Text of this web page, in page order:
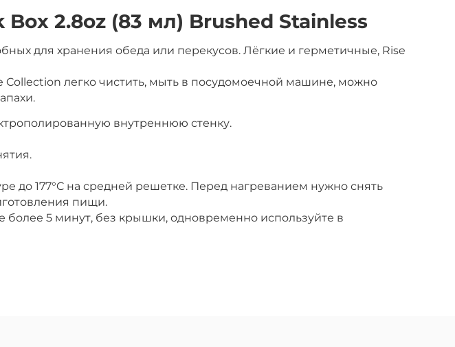
2.8oz (83 мл) Brushed Stainless
для хранения обеда или перекусов. Лёгкие и герметичные, Rise
легко чистить, мыть в посудомоечной машине, можно
внутреннюю стенку.
до 177°C на средней решетке. Перед нагреванием нужно снять
пищи.
более 5 минут, без крышки, одновременно используйте в